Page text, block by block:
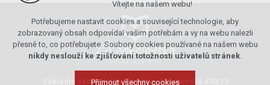
Základní škola Velké Meziříčí, Sokolovská 470/13
Vítejte na našem webu!
Potřebujeme nastavit cookies a související technologie, aby
zobrazovaný obsah odpovídal vašim potřebám a vy na webu nalezli
přesně to, co potřebujete. Soubory cookies používané na našem webu
nikdy neslouží ke zjišťování totožnosti uživatelů stránek.
Přijmout všechny cookies